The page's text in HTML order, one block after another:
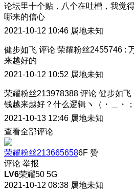
论坛里十个贴，八个在吐槽，我觉
哪来的信心
2021-10-12 10:46 属地未知
健步如飞 评论 荣耀粉丝2455746 :
来越好的
2021-10-12 10:52 属地未知
荣耀粉丝213978388 评论 健步如飞
钱越来越好？什么逻辑ヽ（・＿・
2021-10-13 12:46 属地未知
查看全部评论
荣耀粉丝2136656586F 赞
评论 举报
LV6荣耀50 5G
2021-10-12 08:38 属地未知